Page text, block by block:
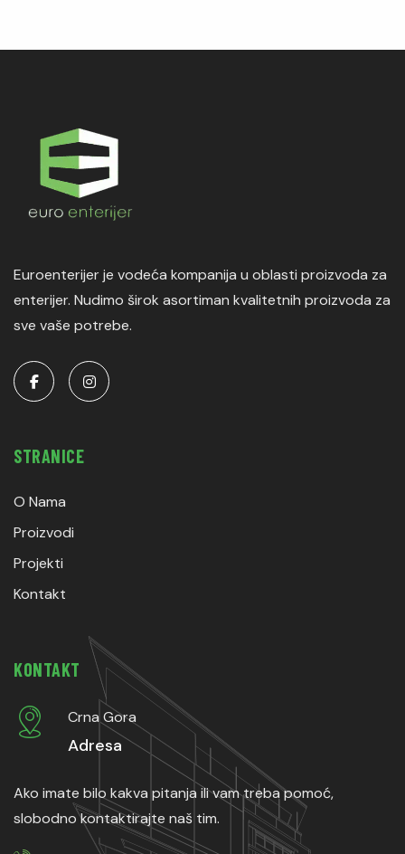
Euroenterijer je vodeća kompanija u oblasti proizvoda za
enterijer. Nudimo širok asortiman kvalitetnih proizvoda za
sve vaše potrebe.
STRANICE
O Nama
Proizvodi
Projekti
Kontakt
KONTAKT
Crna Gora
Adresa
Ako imate bilo kakva pitanja ili vam treba pomoć,
slobodno kontaktirajte naš tim.